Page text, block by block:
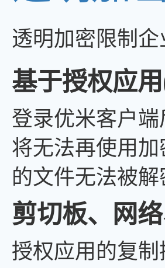
透明加密限制
基于授权应
登录优米客户
将无法再使用
的文件无法被解
剪切板、网
授权应用的复